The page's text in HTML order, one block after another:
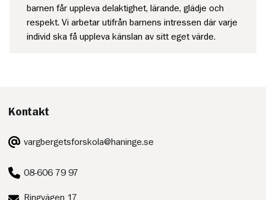
barnen får uppleva delaktighet, lärande, glädje och
respekt. Vi arbetar utifrån barnens intressen där varje
individ ska få uppleva känslan av sitt eget värde.
Kontakt
E-
post:
vargbergetsforskola@haninge.se
Telefon:
08-606 79 97
Postadress:
Ringvägen 17